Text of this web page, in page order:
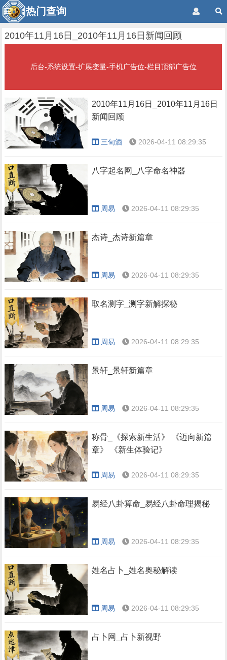
热门查询
2010年11月16日_2010年11月16日新闻回顾
后台-系统设置-扩展变量-手机广告位-栏目顶部广告位
2010年11月16日_2010年11月16日
新闻回顾
三旬酒 2026-04-11 08:29:35
八字起名网_八字命名神器
周易 2026-04-11 08:29:35
杰诗_杰诗新篇章
周易 2026-04-11 08:29:35
取名测字_测字新解探秘
周易 2026-04-11 08:29:35
景轩_景轩新篇章
周易 2026-04-11 08:29:35
称骨_《探索新生活》 《迈向新篇
章》 《新生体验记》
周易 2026-04-11 08:29:35
易经八卦算命_易经八卦命理揭秘
周易 2026-04-11 08:29:35
姓名占卜_姓名奥秘解读
周易 2026-04-11 08:29:35
占卜网_占卜新视野